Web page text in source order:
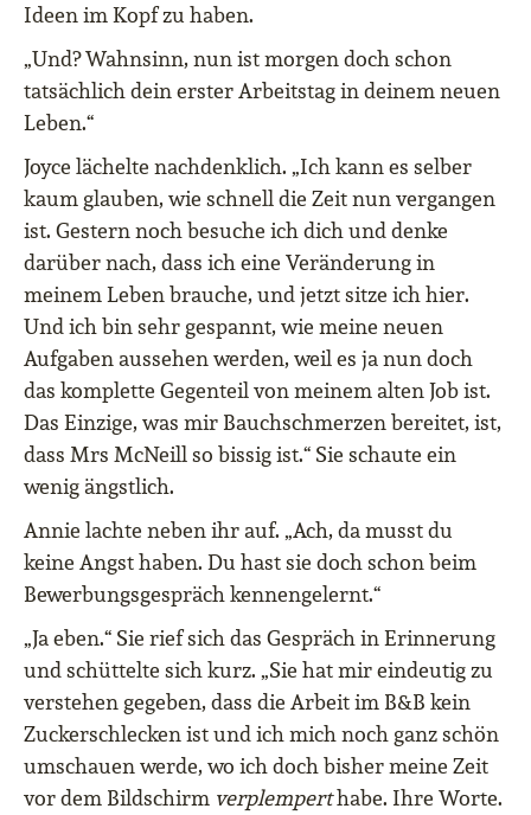
Ideen im Kopf zu haben.
„Und? Wahnsinn, nun ist morgen doch schon
tatsächlich dein erster Arbeitstag in deinem neuen
Leben.“
Joyce lächelte nachdenklich. „Ich kann es selber
kaum glauben, wie schnell die Zeit nun vergangen
ist. Gestern noch besuche ich dich und denke
darüber nach, dass ich eine Veränderung in
meinem Leben brauche, und jetzt sitze ich hier.
Und ich bin sehr gespannt, wie meine neuen
Aufgaben aussehen werden, weil es ja nun doch
das komplette Gegenteil von meinem alten Job ist.
Das Einzige, was mir Bauchschmerzen bereitet, ist,
dass Mrs McNeill so bissig ist.“ Sie schaute ein
wenig ängstlich.
Annie lachte neben ihr auf. „Ach, da musst du
keine Angst haben. Du hast sie doch schon beim
Bewerbungsgespräch kennengelernt.“
„Ja eben.“ Sie rief sich das Gespräch in Erinnerung
und schüttelte sich kurz. „Sie hat mir eindeutig zu
verstehen gegeben, dass die Arbeit im B&B kein
Zuckerschlecken ist und ich mich noch ganz schön
umschauen werde, wo ich doch bisher meine Zeit
vor dem Bildschirm verplemperthabe. Ihre Worte.